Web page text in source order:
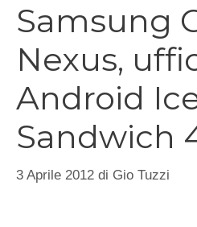
Samsung
Nexus,
Android
Sandwich
3 Aprile 2012 di Gio Tuzzi